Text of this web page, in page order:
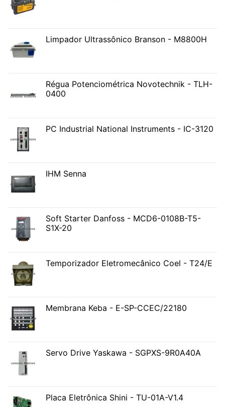
Limpador Ultrassônico Branson - M8800H
Régua Potenciométrica Novotechnik - TLH-
0400
PC Industrial National Instruments - IC-3120
IHM Senna
Soft Starter Danfoss - MCD6-0108B-T5-
S1X-20
Temporizador Eletromecânico Coel - T24/E
Membrana Keba - E-SP-CCEC/22180
Servo Drive Yaskawa - SGPXS-9R0A40A
Placa Eletrônica Shini - TU-01A-V1.4